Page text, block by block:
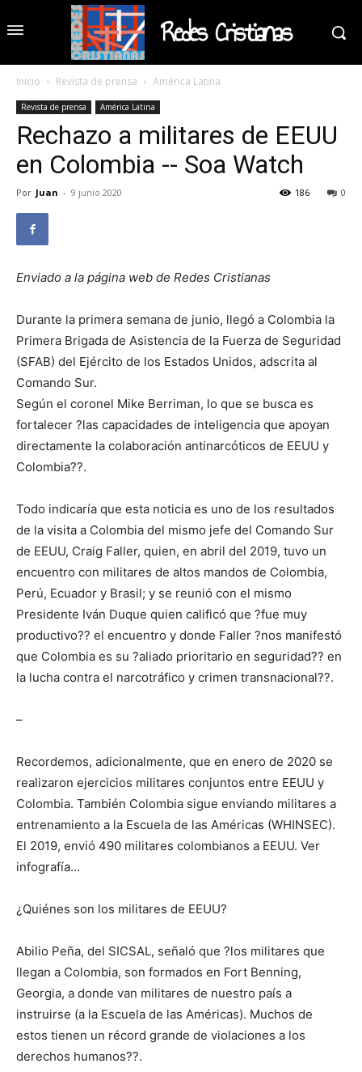
Redes Cristianas
Inicio Revista de prensa América Latina
Revista de prensa América Latina
Rechazo a militares de EEUU
en Colombia -- Soa Watch
Por Juan - 9 junio 2020 0
186
Enviado a la página web de Redes Cristianas
Durante la primera semana de junio, llegó a Colombia la
Primera Brigada de Asistencia de la Fuerza de Seguridad
(SFAB) del Ejército de los Estados Unidos, adscrita al
Comando Sur.
Según el coronel Mike Berriman, lo que se busca es
fortalecer ?las capacidades de inteligencia que apoyan
directamente la colaboración antinarcóticos de EEUU y
Colombia??.
Todo indicaría que esta noticia es uno de los resultados
de la visita a Colombia del mismo jefe del Comando Sur
de EEUU, Craig Faller, quien, en abril del 2019, tuvo un
encuentro con militares de altos mandos de Colombia,
Perú, Ecuador y Brasil; y se reunió con el mismo
Presidente Iván Duque quien calificó que ?fue muy
productivo?? el encuentro y donde Faller ?nos manifestó
que Colombia es su ?aliado prioritario en seguridad?? en
la lucha contra el narcotráfico y crimen transnacional??.
–
Recordemos, adicionalmente, que en enero de 2020 se
realizaron ejercicios militares conjuntos entre EEUU y
Colombia. También Colombia sigue enviando militares a
entrenamiento a la Escuela de las Américas (WHINSEC).
El 2019, envió 490 militares colombianos a EEUU. Ver
infografía…
¿Quiénes son los militares de EEUU?
Abilio Peña, del SICSAL, señaló que ?los militares que
llegan a Colombia, son formados en Fort Benning,
Georgia, a donde van militares de nuestro país a
instruirse (a la Escuela de las Américas). Muchos de
estos tienen un récord grande de violaciones a los
derechos humanos??.